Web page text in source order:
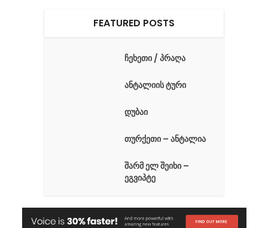
FEATURED POSTS
ჩეხეთი / პრაღა
ანტალიის ტური
დუბაი
თურქეთი – ანტალია
შარმ ელ შეიხი –
ეგვიპტე